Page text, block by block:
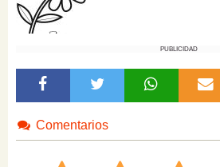
PUBLICIDAD
Comentarios